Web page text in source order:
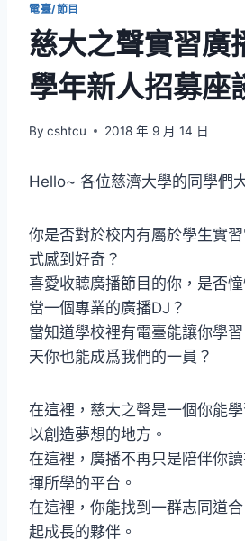
電臺/節目
慈大之聲實習廣
學年新人招募座
By cshtcu 2018 年 9 月 14 日
Hello~ 各位慈濟大學的同學們
你是否對於校内有屬於學生實
式感到好奇？
喜愛收聼廣播節目的你，是否
當一個專業的廣播DJ？
當知道學校裡有電臺能讓你學
天你也能成爲我們的一員？
在這裡，慈大之聲是一個你能
以創造夢想的地方。
在這裡，廣播不再只是陪伴你
揮所學的平台。
在這裡，你能找到一群志同道
起成長的夥伴。